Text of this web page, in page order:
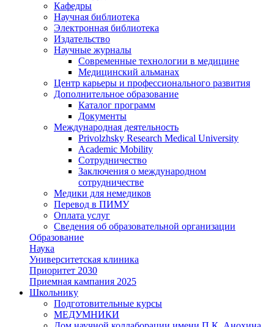
Кафедры
Научная библиотека
Электронная библиотека
Издательство
Научные журналы
Современные технологии в медицине
Медицинский альманах
Центр карьеры и профессионального развития
Дополнительное образование
Каталог программ
Документы
Международная деятельность
Privolzhsky Research Medical University
Academic Mobility
Сотрудничество
Заключения о международном
сотрудничестве
Медики для немедиков
Перевод в ПИМУ
Оплата услуг
Сведения об образовательной организации
Образование
Наука
Университетская клиника
Приоритет 2030
Приемная кампания 2025
Школьнику
Подготовительные курсы
МЕДУМНИКИ